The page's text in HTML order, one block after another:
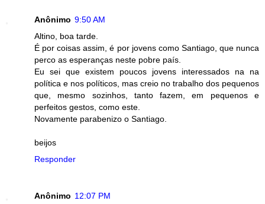
Anônimo 9:50 AM
Altino, boa tarde.
É por coisas assim, é por jovens como Santiago, que nunca
perco as esperanças neste pobre país.
Eu sei que existem poucos jovens interessados na na
política e nos políticos, mas creio no trabalho dos pequenos
que, mesmo sozinhos, tanto fazem, em pequenos e
perfeitos gestos, como este.
Novamente parabenizo o Santiago.
beijos
Responder
Anônimo 12:07 PM